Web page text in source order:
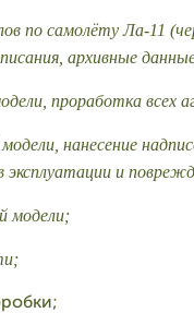
по самолёту Ла-11
архивные
проработка всех
нанесение
эксплуатации и
модели;